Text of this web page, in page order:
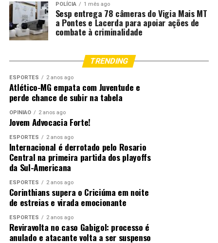
POLÍCIA 1 mês ago
Sesp entrega 78 câmeras do Vigia Mais MT
a Pontes e Lacerda para apoiar ações de
combate à criminalidade
TRENDING
ESPORTES 2 anos ago
Atlético-MG empata com Juventude e
perde chance de subir na tabela
OPINIÃO 2 anos ago
Jovem Advocacia Forte!
ESPORTES 2 anos ago
Internacional é derrotado pelo Rosario
Central na primeira partida dos playoffs
da Sul-Americana
ESPORTES 2 anos ago
Corinthians supera o Criciúma em noite
de estreias e virada emocionante
ESPORTES 2 anos ago
Reviravolta no caso Gabigol: processo é
anulado e atacante volta a ser suspenso